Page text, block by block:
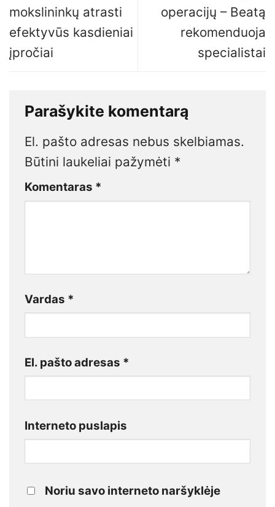
mokslininkų atrasti
efektyvūs kasdieniai
įpročiai
operacijų – Beatą
rekomenduoja
specialistai
Parašykite komentarą
El. pašto adresas nebus skelbiamas.
Būtini laukeliai pažymėti *
Komentaras *
Vardas *
El. pašto adresas *
Interneto puslapis
Noriu savo interneto naršyklėje